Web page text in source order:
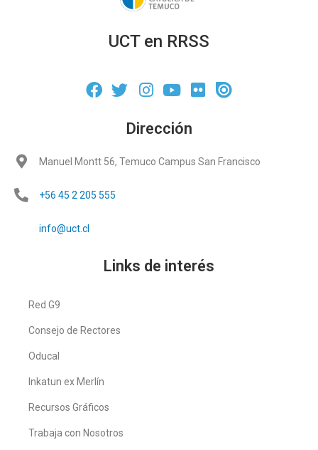
UCT en RRSS
Dirección
Manuel Montt 56, Temuco Campus San Francisco
+56 45 2 205 555
info@uct.cl
Links de interés
Red G9
Consejo de Rectores
Oducal
Inkatun ex Merlín
Recursos Gráficos
Trabaja con Nosotros